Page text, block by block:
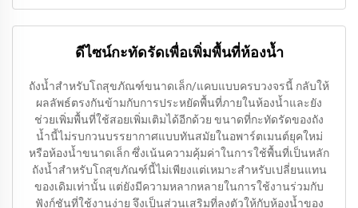
ดีไซน์กะทัดรัดเพื่อเพิ่มพื้นที่ห้องน้ำ
ถังน้ำสำหรับโถสุขภัณฑ์ขนาดเล็ก/แคบแบบครบวงจรนี้ กลับให้
ผลลัพธ์ตรงกันข้ามกับการประหยัดพื้นที่ภายในห้องน้ำและยัง
ช่วยเพิ่มพื้นที่ใช้สอยเพิ่มเติมได้อีกด้วย ขนาดที่กะทัดรัดของถัง
น้ำนี้ไม่รบกวนบรรยากาศแบบทันสมัยในอพาร์ตเมนต์ยุคใหม่
หรือห้องน้ำขนาดเล็ก ซึ่งเน้นความคุ้มค่าในการใช้พื้นที่เป็นหลัก
ถังน้ำสำหรับโถสุขภัณฑ์นี้ไม่เพียงแต่เหมาะสำหรับเปลี่ยนแทน
ของเดิมเท่านั้น แต่ยังมีความหลากหลายในการใช้งานร่วมกับ
ฟังก์ชันที่ใช้งานง่าย จึงเป็นส่วนเสริมที่ลงตัวให้กับห้องน้ำของ